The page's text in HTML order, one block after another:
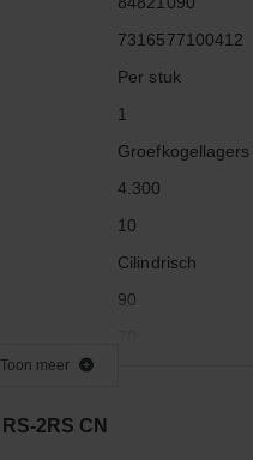
7316577100412
Per stuk
1
Groefkogellagers
4.300
10
Cilindrisch
90
Toon meer
2RS CN